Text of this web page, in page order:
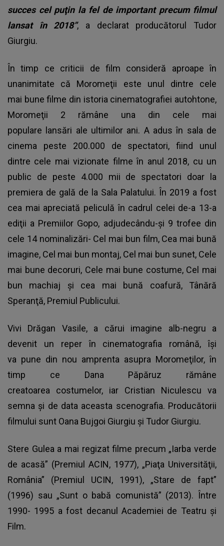
succes cel puţin la fel de important precum filmul
lansat în 2018”, a declarat producătorul Tudor
Giurgiu.
În timp ce criticii de film consideră aproape în
unanimitate că Moromeţii este unul dintre cele
mai bune filme din istoria cinematografiei autohtone,
Moromeţii 2 rămâne una din cele mai
populare lansări ale ultimilor ani. A adus în sala de
cinema peste 200.000 de spectatori, fiind unul
dintre cele mai vizionate filme în anul 2018, cu un
public de peste 4.000 mii de spectatori doar la
premiera de gală de la Sala Palatului. În 2019 a fost
cea mai apreciată peliculă în cadrul celei de-a 13-a
ediţii a Premiilor Gopo, adjudecându-şi 9 trofee din
cele 14 nominalizări- Cel mai bun film, Cea mai bună
imagine, Cel mai bun montaj, Cel mai bun sunet, Cele
mai bune decoruri, Cele mai bune costume, Cel mai
bun machiaj şi cea mai bună coafură, Tânără
Speranţă, Premiul Publicului.
Vivi Drăgan Vasile, a cărui imagine alb-negru a
devenit un reper în cinematografia română, îşi
va pune din nou amprenta asupra Moromeţilor, în
timp ce Dana Păpăruz rămâne
creatoarea costumelor, iar Cristian Niculescu va
semna şi de data aceasta scenografia. Producătorii
filmului sunt Oana Bujgoi Giurgiu şi Tudor Giurgiu.
Stere Gulea a mai regizat filme precum „Iarba verde
de acasă” (Premiul ACIN, 1977), „Piaţa Universităţii,
România” (Premiul UCIN, 1991), „Stare de fapt”
(1996) sau „Sunt o babă comunistă” (2013). Între
1990- 1995 a fost decanul Academiei de Teatru şi
Film.